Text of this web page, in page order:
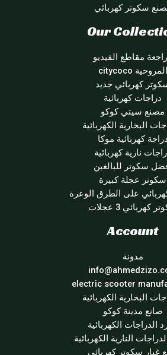
سكوتر كهربائي
Our
مقاطع الفيديو
المروحية citycoco
كهربائي جديد
دراجات كهربائية
مصنع سيتي كوكو
البخارية الكهربائية
دراجة كهربائية موكا
نارية كهربائية
سكوتر للبالغين
سكوتر عجلة كبيرة
على الطرق الوعرة
كهربائي 3 عجلات
Account
مدونة
electric scooter
البخارية الكهربائية
صانع مدينة كوكو
الدراجات الكهربائية
النارية الكهربائية
غيار سكوتر كهربائي